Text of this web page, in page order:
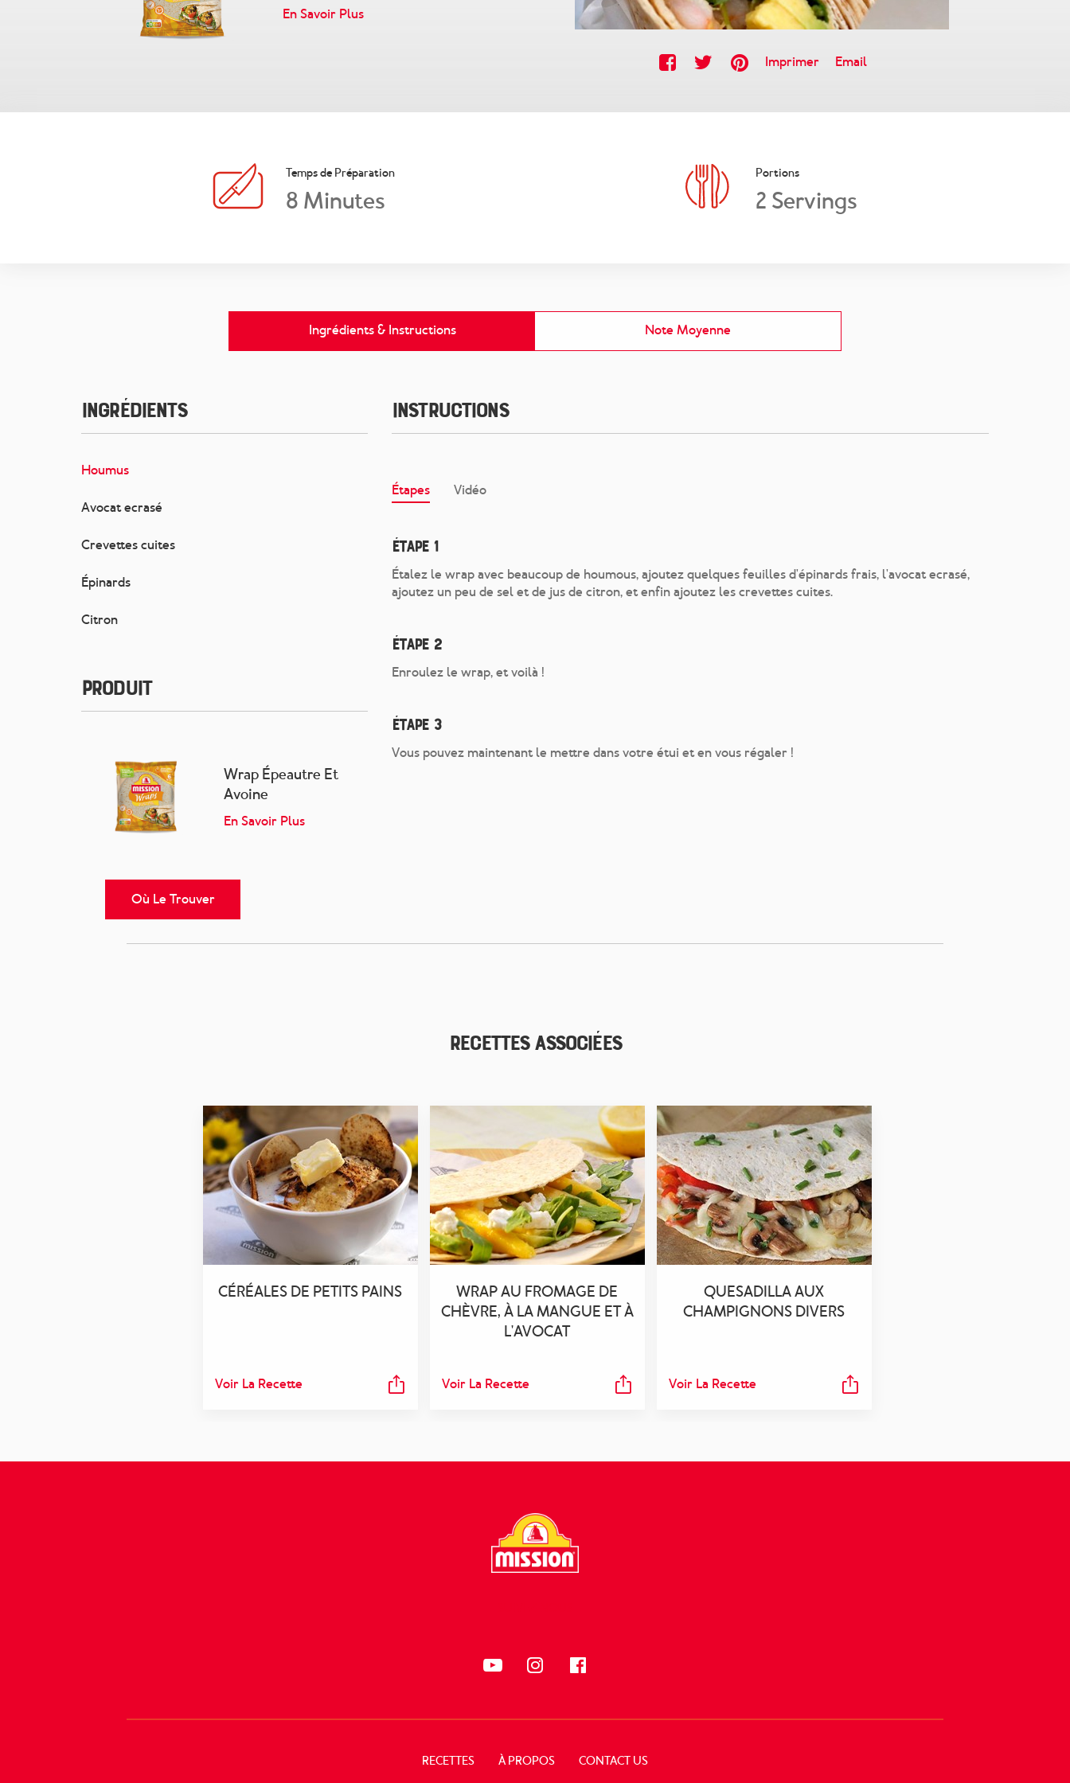
Imprimer Email
En Savoir Plus
Temps de Préparation
8 Minutes
Portions
2 Servings
Ingrédients & Instructions Note Moyenne
Ingrédients
Houmus
Avocat ecrasé
Crevettes cuites
Épinards
Citron
Produit
Wrap Épeautre Et
Avoine
En Savoir Plus
Où Le Trouver
Instructions
Étapes Vidéo
Étape 1
Étalez le wrap avec beaucoup de houmous, ajoutez quelques feuilles d'épinards frais, l'avocat ecrasé,
ajoutez un peu de sel et de jus de citron, et enfin ajoutez les crevettes cuites.
Étape 2
Enroulez le wrap, et voilà !
Étape 3
Vous pouvez maintenant le mettre dans votre étui et en vous régaler !
Recettes associées
CÉRÉALES DE PETITS PAINS
Voir La Recette
WRAP AU FROMAGE DE
CHÈVRE, À LA MANGUE ET À
L'AVOCAT
Voir La Recette
QUESADILLA AUX
CHAMPIGNONS DIVERS
Voir La Recette
RECETTES À PROPOS CONTACT US